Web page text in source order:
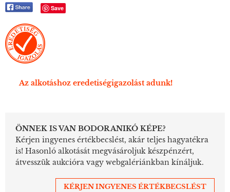
Save
Az alkotáshoz eredetiségigazolást adunk!
ÖNNEK IS VAN BODOR ANIKÓ KÉPE?
Kérjen ingyenes értékbecslést, akár teljes hagyatékra
is! Hasonló alkotását megvásároljuk készpénzért,
átvesszük aukcióra vagy webgalériánkban kínáljuk.
KÉRJEN INGYENES ÉRTÉKBECSLÉST